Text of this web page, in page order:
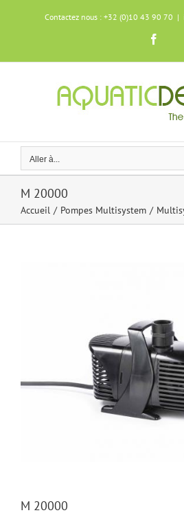
Contactez nous : +32 (0)10 43 90 70 |
Aller à...
M 20000
Accueil Pompes Multisystem
M 20000